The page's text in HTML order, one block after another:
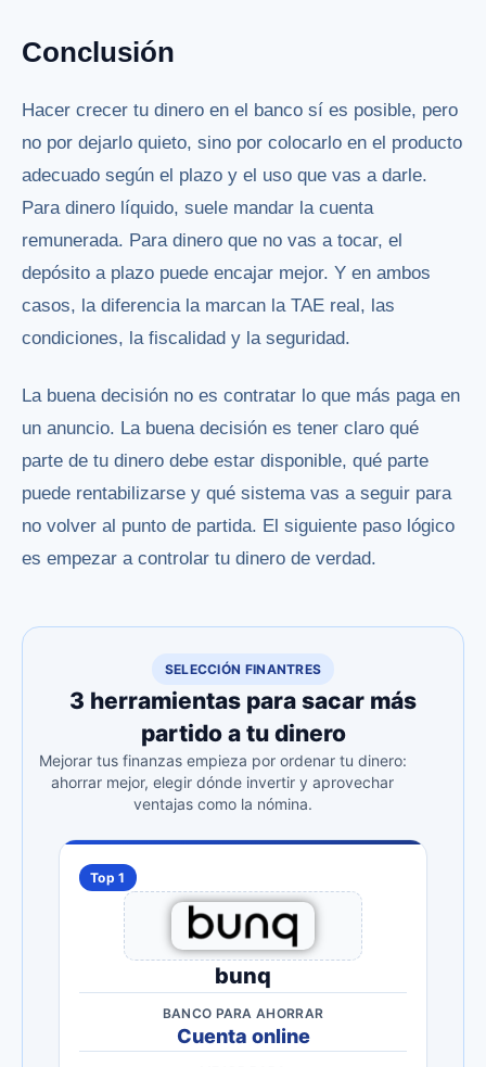
Conclusión
Hacer crecer tu dinero en el banco sí es posible, pero
no por dejarlo quieto, sino por colocarlo en el producto
adecuado según el plazo y el uso que vas a darle.
Para dinero líquido, suele mandar la cuenta
remunerada. Para dinero que no vas a tocar, el
depósito a plazo puede encajar mejor. Y en ambos
casos, la diferencia la marcan la TAE real, las
condiciones, la fiscalidad y la seguridad.
La buena decisión no es contratar lo que más paga en
un anuncio. La buena decisión es tener claro qué
parte de tu dinero debe estar disponible, qué parte
puede rentabilizarse y qué sistema vas a seguir para
no volver al punto de partida. El siguiente paso lógico
es empezar a controlar tu dinero de verdad.
SELECCIÓN FINANTRES
3 herramientas para sacar más
partido a tu dinero
Mejorar tus finanzas empieza por ordenar tu dinero:
ahorrar mejor, elegir dónde invertir y aprovechar
ventajas como la nómina.
Top 1
bunq
BANCO PARA AHORRAR
Cuenta online